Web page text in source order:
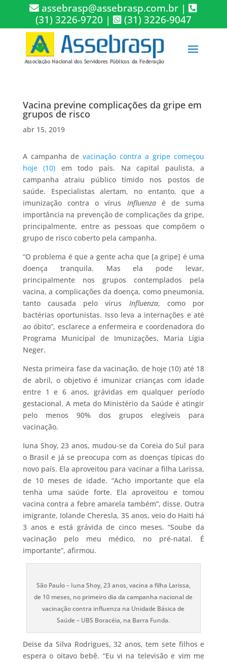
assebrasp@assebrasp.com.br |
(31) 3226-9720 | (31) 3226-9047
Vacina previne complicações da gripe em
grupos de risco
abr 15, 2019
A campanha de vacinação contra a gripe começou
hoje (10) em todo país. Na capital paulista, a
campanha atraiu público tímido nos postos de
saúde. Especialistas alertam, no entanto, que a
imunização contra o vírus Influenzaé de suma
importância na prevenção de complicações da gripe,
principalmente, entre as pessoas que compõem o
grupo de risco coberto pela campanha.
“O problema é que a gente acha que [a gripe] é uma
doença tranquila. Mas ela pode levar,
principalmente nos grupos contemplados pela
vacina, a complicações da doença, como pneumonia,
tanto causada pelo vírus Influenza, como por
bactérias oportunistas. Isso leva a internações e até
ao óbito”, esclarece a enfermeira e coordenadora do
Programa Municipal de Imunizações, Maria Lígia
Neger.
Nesta primeira fase da vacinação, de hoje (10) até 18
de abril, o objetivo é imunizar crianças com idade
entre 1 e 6 anos, grávidas em qualquer período
gestacional. A meta do Ministério da Saúde é atingir
pelo menos 90% dos grupos elegíveis para
vacinação.
Iuna Shoy, 23 anos, mudou-se da Coreia do Sul para
o Brasil e já se preocupa com as doenças típicas do
novo país. Ela aproveitou para vacinar a filha Larissa,
de 10 meses de idade. “Acho importante que ela
tenha uma saúde forte. Ela aproveitou e tomou
vacina contra a febre amarela também”, disse. Outra
imigrante, Iolande Cheresla, 35 anos, veio do Haiti há
3 anos e está grávida de cinco meses. “Soube da
vacinação pelo meu médico, no pré-natal. É
importante”, afirmou.
São Paulo – Iuna Shoy, 23 anos, vacina a filha Larissa,
de 10 meses, no primeiro dia da campanha nacional de
vacinação contra influenza na Unidade Básica de
Saúde – UBS Boracéia, na Barra Funda.
Deise da Silva Rodrigues, 32 anos, tem sete filhos e
espera o oitavo bebê. “Eu vi na televisão e vim me